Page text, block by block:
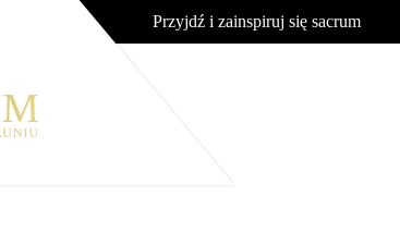
Przyjdź i zainspiruj się sacrum